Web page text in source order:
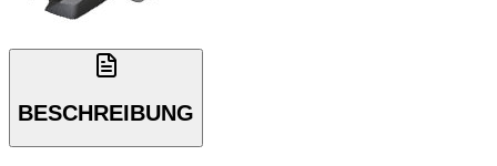
BESCHREIBUNG